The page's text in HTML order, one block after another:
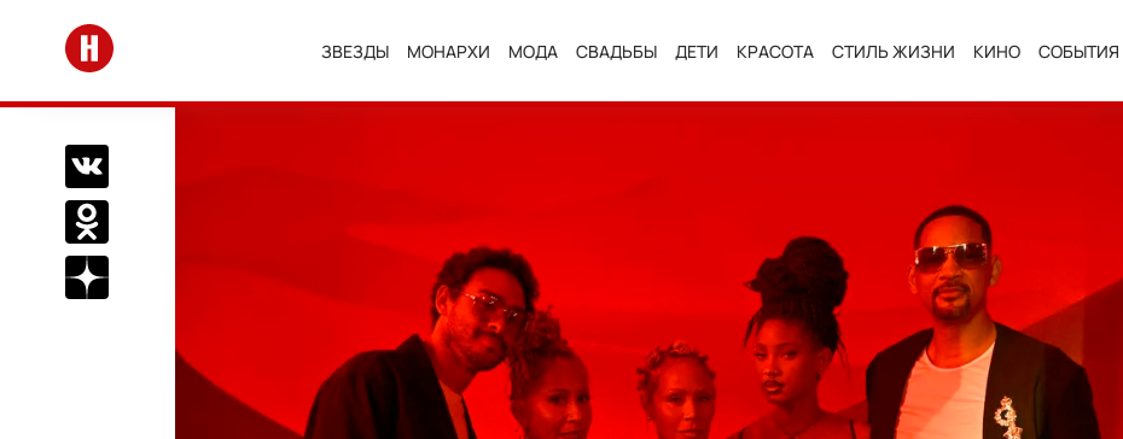
Перейти на главную
ЗВЕЗДЫ МОНАРХИ МОДА СВАДЬБЫ ДЕТИ КРАСОТА СТИЛЬ ЖИЗНИ КИНО СОБЫТИЯ
Поделиться Вконтакте
Поделиться в Одноклассниках
Подписаться на нас в Дзен